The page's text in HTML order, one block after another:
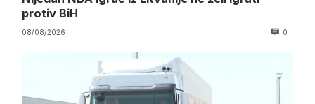
protiv BiH
08/08/2026 0